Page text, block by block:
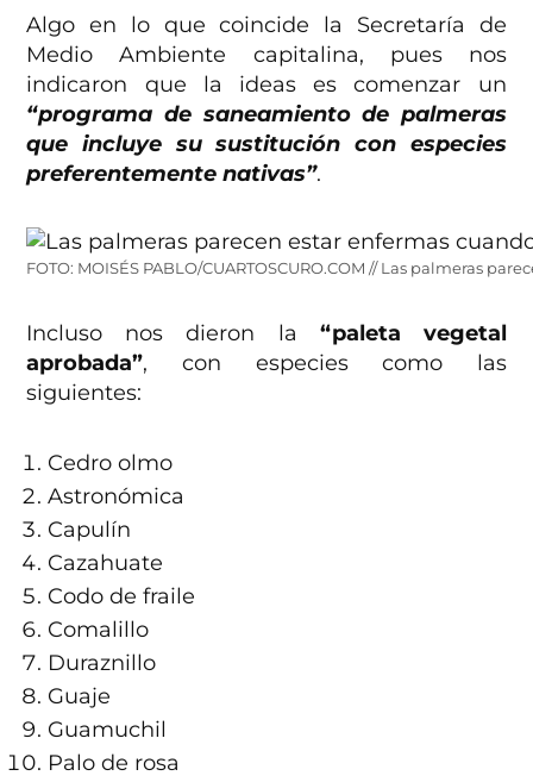
Algo en lo que coincide la Secretaría de
Medio Ambiente capitalina, pues nos
indicaron que la ideas es comenzar un
“programa de saneamiento de palmeras
que incluye su sustitución con especies
preferentemente nativas”.
FOTO: MOISÉS PABLO/CUARTOSCURO.COM // Las palmeras
Incluso nos dieron la “paleta vegetal
aprobada”, con especies como las
siguientes:
Cedro olmo
Astronómica
Capulín
Cazahuate
Codo de fraile
Comalillo
Duraznillo
Guaje
Guamuchil
Palo de rosa